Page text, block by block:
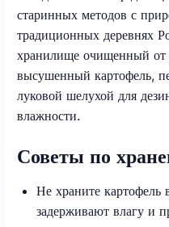
старинных методов с
традиционных деревнях
хранилище очищенный от
высушенный картофель,
луковой шелухой для
влажности.
Советы по
Не храните картофель
задерживают влагу и